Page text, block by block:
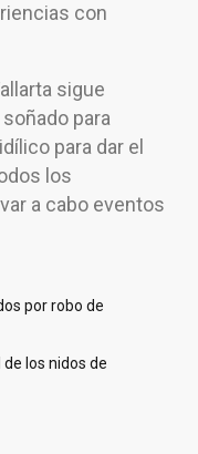
con
sigue
para
para dar el
los
a cabo eventos
por robo de
los nidos de